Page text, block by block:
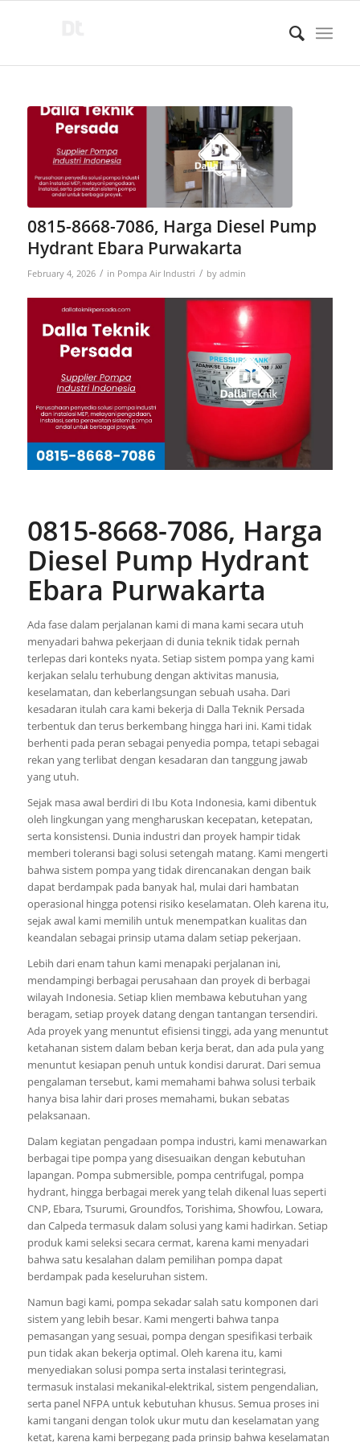
0815-8668-7086, Harga Diesel Pump
Hydrant Ebara Purwakarta
February 4, 2026 / in Pompa Air Industri / by admin
0815-8668-7086, Harga
Diesel Pump Hydrant
Ebara Purwakarta
Ada fase dalam perjalanan kami di mana kami secara utuh
menyadari bahwa pekerjaan di dunia teknik tidak pernah
terlepas dari konteks nyata. Setiap sistem pompa yang kami
kerjakan selalu terhubung dengan aktivitas manusia,
keselamatan, dan keberlangsungan sebuah usaha. Dari
kesadaran itulah cara kami bekerja di Dalla Teknik Persada
terbentuk dan terus berkembang hingga hari ini. Kami tidak
berhenti pada peran sebagai penyedia pompa, tetapi sebagai
rekan yang terlibat dengan kesadaran dan tanggung jawab
yang utuh.
Sejak masa awal berdiri di Ibu Kota Indonesia, kami dibentuk
oleh lingkungan yang mengharuskan kecepatan, ketepatan,
serta konsistensi. Dunia industri dan proyek hampir tidak
memberi toleransi bagi solusi setengah matang. Kami mengerti
bahwa sistem pompa yang tidak direncanakan dengan baik
dapat berdampak pada banyak hal, mulai dari hambatan
operasional hingga potensi risiko keselamatan. Oleh karena itu,
sejak awal kami memilih untuk menempatkan kualitas dan
keandalan sebagai prinsip utama dalam setiap pekerjaan.
Lebih dari enam tahun kami menapaki perjalanan ini,
mendampingi berbagai perusahaan dan proyek di berbagai
wilayah Indonesia. Setiap klien membawa kebutuhan yang
beragam, setiap proyek datang dengan tantangan tersendiri.
Ada proyek yang menuntut efisiensi tinggi, ada yang menuntut
ketahanan sistem dalam beban kerja berat, dan ada pula yang
menuntut kesiapan penuh untuk kondisi darurat. Dari semua
pengalaman tersebut, kami memahami bahwa solusi terbaik
hanya bisa lahir dari proses memahami, bukan sebatas
pelaksanaan.
Dalam kegiatan pengadaan pompa industri, kami menawarkan
berbagai tipe pompa yang disesuaikan dengan kebutuhan
lapangan. Pompa submersible, pompa centrifugal, pompa
hydrant, hingga berbagai merek yang telah dikenal luas seperti
CNP, Ebara, Tsurumi, Groundfos, Torishima, Showfou, Lowara,
dan Calpeda termasuk dalam solusi yang kami hadirkan. Setiap
produk kami seleksi secara cermat, karena kami menyadari
bahwa satu kesalahan dalam pemilihan pompa dapat
berdampak pada keseluruhan sistem.
Namun bagi kami, pompa sekadar salah satu komponen dari
sistem yang lebih besar. Kami mengerti bahwa tanpa
pemasangan yang sesuai, pompa dengan spesifikasi terbaik
pun tidak akan bekerja optimal. Oleh karena itu, kami
menyediakan solusi pompa serta instalasi terintegrasi,
termasuk instalasi mekanikal-elektrikal, sistem pengendalian,
serta panel NFPA untuk kebutuhan khusus. Semua proses ini
kami tangani dengan tolok ukur mutu dan keselamatan yang
ketat, karena kami berpegang pada prinsip bahwa keselamatan